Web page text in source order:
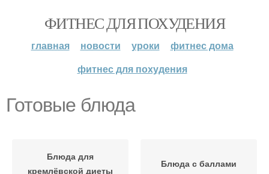
ФИТНЕС ДЛЯ ПОХУДЕНИЯ
главная новости уроки
фитнес дома
фитнес для похудения
Готовые блюда
Блюда для
кремлёвской диеты
Блюда с баллами